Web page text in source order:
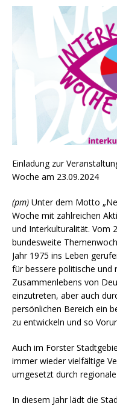
Einladung zur
Woche am 23.09.2024
(pm) Unter dem Motto
Woche mit zahlreichen
und Interkulturalität. Vom
bundesweite
Jahr 1975 ins Leben
für bessere politische und
Zusammenlebens von
einzutreten, aber auch
persönlichen Bereich ein
zu entwickeln und so
Auch im Forster
immer wieder vielfältige
umgesetzt durch
In diesem Jahr lädt die